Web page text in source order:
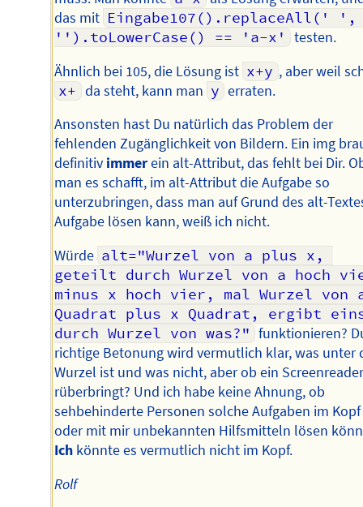
das mit Eingabe107().replaceAll(' ',
'').toLowerCase() == 'a-x'
testen.
Ähnlich bei 105, die Lösung ist x+y , aber weil
x+ da steht, kann man y erraten.
Ansonsten hast Du natürlich das Problem der
fehlenden Zugänglichkeit von Bildern. Ein img
definitiv immerein alt-Attribut, das fehlt bei Dir.
man es schafft, im alt-Attribut die Aufgabe so
unterzubringen, dass man auf Grund des alt-
Aufgabe lösen kann, weiß ich nicht.
Würde alt="Wurzel von a plus x,
geteilt durch Wurzel von a hoch
minus x hoch vier, mal Wurzel von
Quadrat plus x Quadrat, ergibt
durch Wurzel von was?" funktionieren?
richtige Betonung wird vermutlich klar, was unter
Wurzel ist und was nicht, aber ob ein
rüberbringt? Und ich habe keine Ahnung, ob
sehbehinderte Personen solche Aufgaben im Kopf
oder mit mir unbekannten Hilfsmitteln lösen
Ich könnte es vermutlich nicht im Kopf.
Rolf